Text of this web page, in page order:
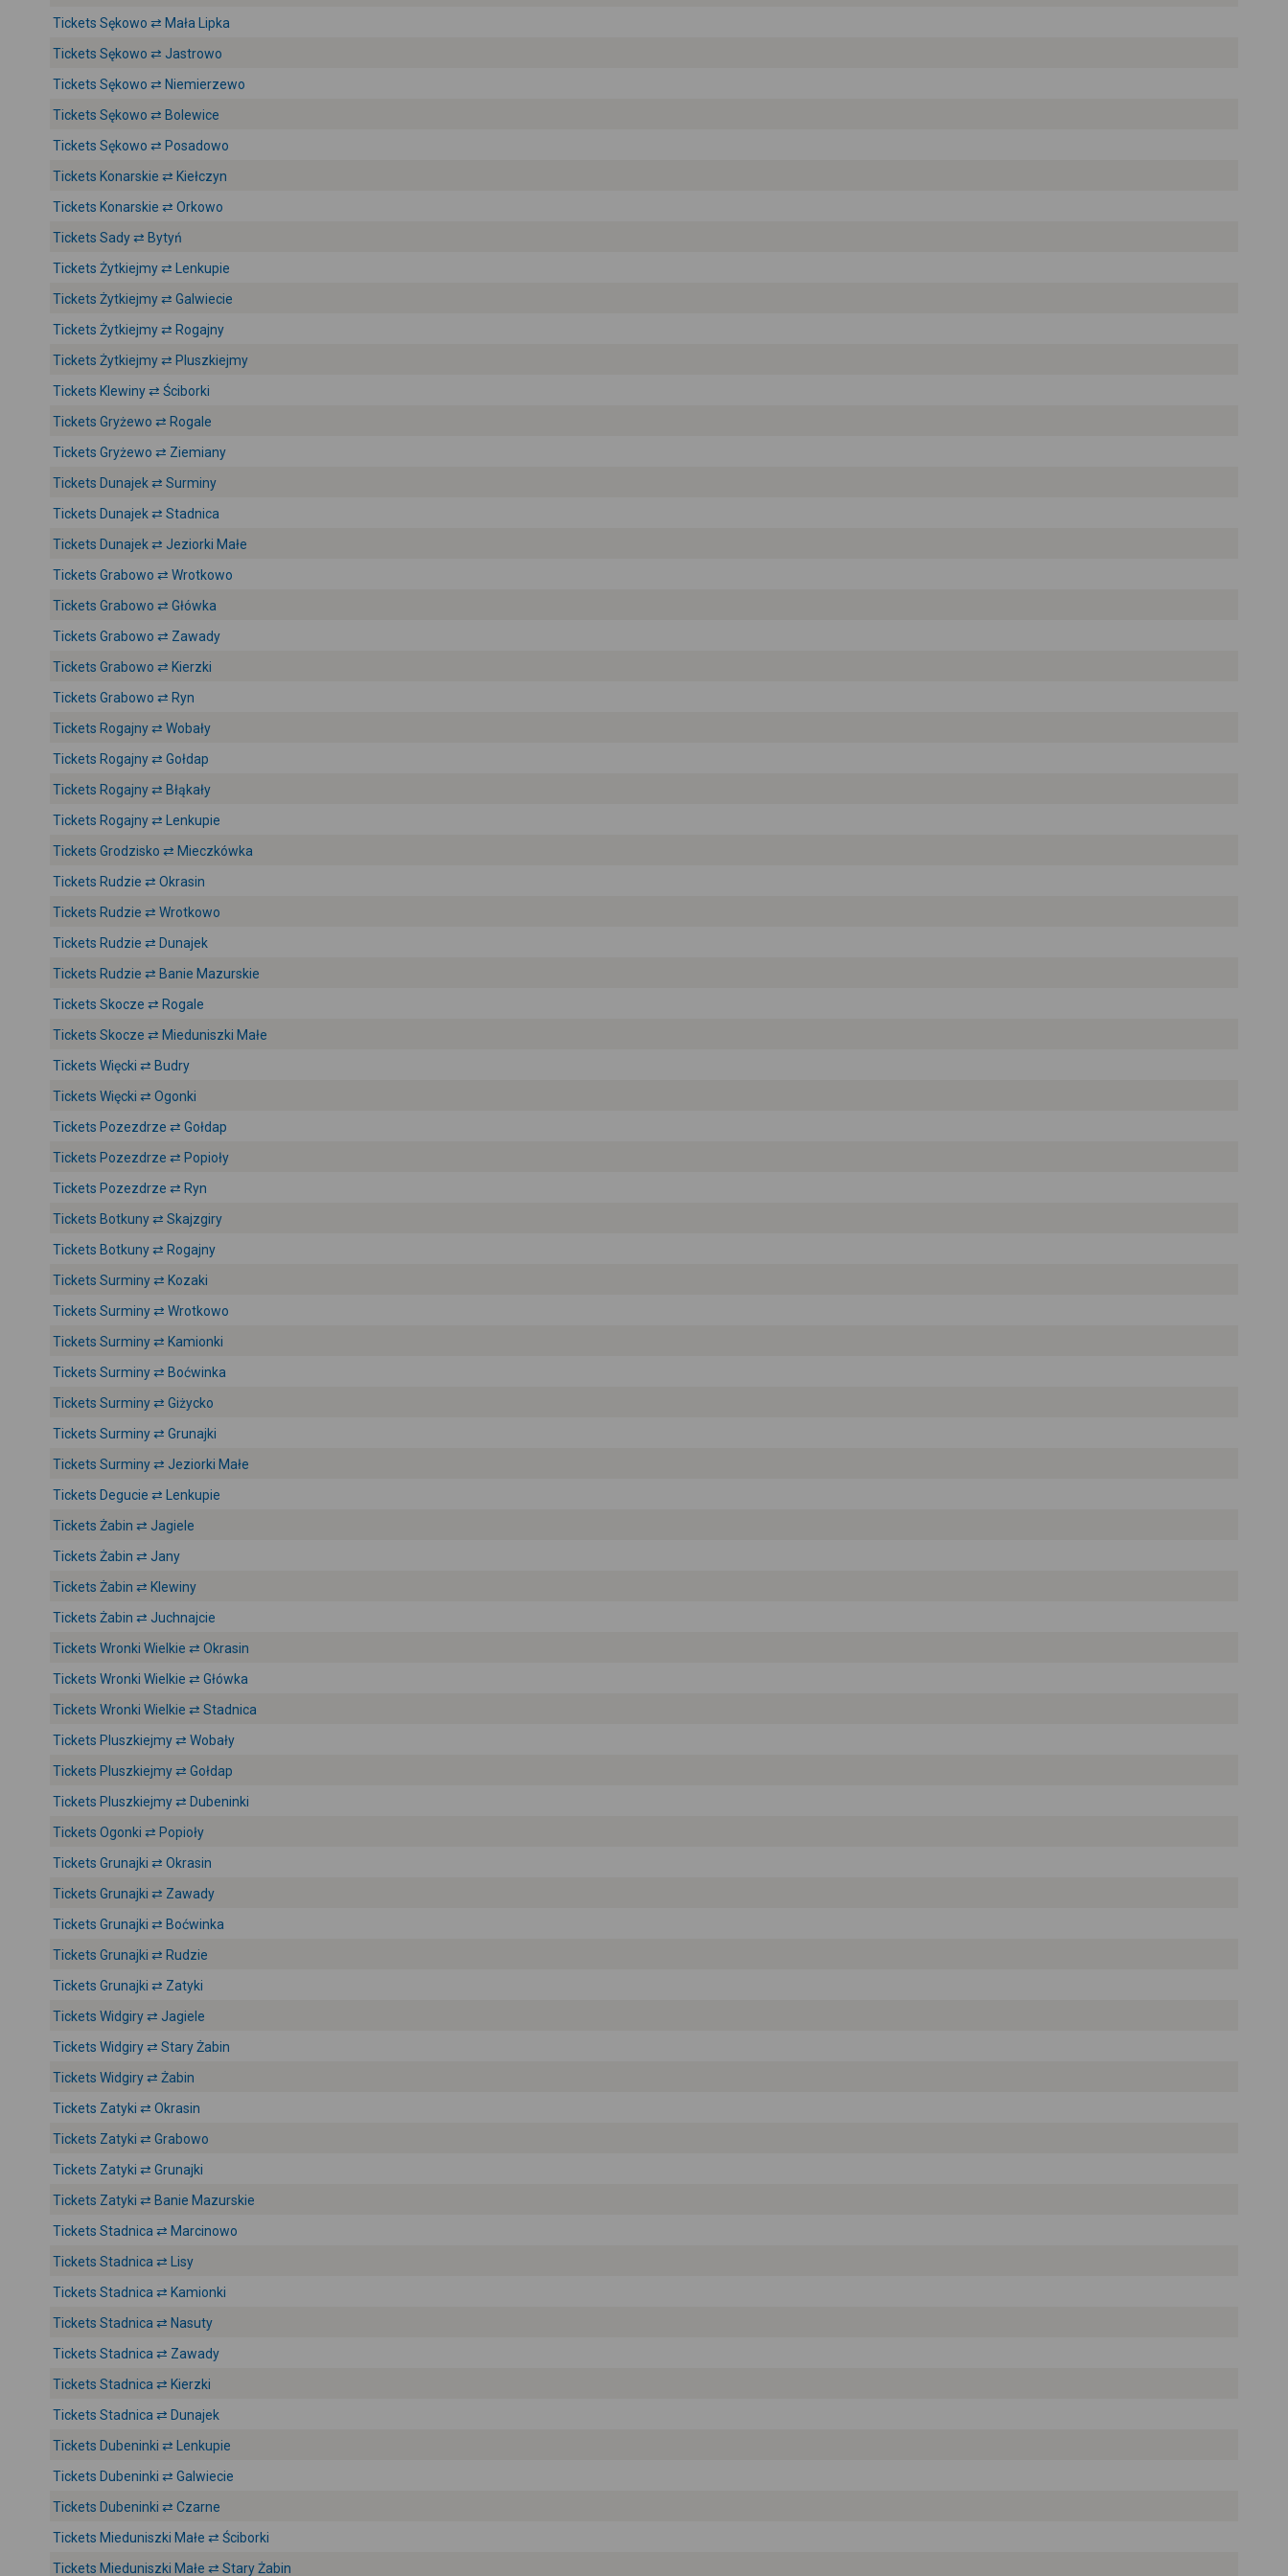
Tickets Sękowo ⇄ Mała Lipka
Tickets Sękowo ⇄ Jastrowo
Tickets Sękowo ⇄ Niemierzewo
Tickets Sękowo ⇄ Bolewice
Tickets Sękowo ⇄ Posadowo
Tickets Konarskie ⇄ Kiełczyn
Tickets Konarskie ⇄ Orkowo
Tickets Sady ⇄ Bytyń
Tickets Żytkiejmy ⇄ Lenkupie
Tickets Żytkiejmy ⇄ Galwiecie
Tickets Żytkiejmy ⇄ Rogajny
Tickets Żytkiejmy ⇄ Pluszkiejmy
Tickets Klewiny ⇄ Ściborki
Tickets Gryżewo ⇄ Rogale
Tickets Gryżewo ⇄ Ziemiany
Tickets Dunajek ⇄ Surminy
Tickets Dunajek ⇄ Stadnica
Tickets Dunajek ⇄ Jeziorki Małe
Tickets Grabowo ⇄ Wrotkowo
Tickets Grabowo ⇄ Główka
Tickets Grabowo ⇄ Zawady
Tickets Grabowo ⇄ Kierzki
Tickets Grabowo ⇄ Ryn
Tickets Rogajny ⇄ Wobały
Tickets Rogajny ⇄ Gołdap
Tickets Rogajny ⇄ Błąkały
Tickets Rogajny ⇄ Lenkupie
Tickets Grodzisko ⇄ Mieczkówka
Tickets Rudzie ⇄ Okrasin
Tickets Rudzie ⇄ Wrotkowo
Tickets Rudzie ⇄ Dunajek
Tickets Rudzie ⇄ Banie Mazurskie
Tickets Skocze ⇄ Rogale
Tickets Skocze ⇄ Mieduniszki Małe
Tickets Więcki ⇄ Budry
Tickets Więcki ⇄ Ogonki
Tickets Pozezdrze ⇄ Gołdap
Tickets Pozezdrze ⇄ Popioły
Tickets Pozezdrze ⇄ Ryn
Tickets Botkuny ⇄ Skajzgiry
Tickets Botkuny ⇄ Rogajny
Tickets Surminy ⇄ Kozaki
Tickets Surminy ⇄ Wrotkowo
Tickets Surminy ⇄ Kamionki
Tickets Surminy ⇄ Boćwinka
Tickets Surminy ⇄ Giżycko
Tickets Surminy ⇄ Grunajki
Tickets Surminy ⇄ Jeziorki Małe
Tickets Degucie ⇄ Lenkupie
Tickets Żabin ⇄ Jagiele
Tickets Żabin ⇄ Jany
Tickets Żabin ⇄ Klewiny
Tickets Żabin ⇄ Juchnajcie
Tickets Wronki Wielkie ⇄ Okrasin
Tickets Wronki Wielkie ⇄ Główka
Tickets Wronki Wielkie ⇄ Stadnica
Tickets Pluszkiejmy ⇄ Wobały
Tickets Pluszkiejmy ⇄ Gołdap
Tickets Pluszkiejmy ⇄ Dubeninki
Tickets Ogonki ⇄ Popioły
Tickets Grunajki ⇄ Okrasin
Tickets Grunajki ⇄ Zawady
Tickets Grunajki ⇄ Boćwinka
Tickets Grunajki ⇄ Rudzie
Tickets Grunajki ⇄ Zatyki
Tickets Widgiry ⇄ Jagiele
Tickets Widgiry ⇄ Stary Żabin
Tickets Widgiry ⇄ Żabin
Tickets Zatyki ⇄ Okrasin
Tickets Zatyki ⇄ Grabowo
Tickets Zatyki ⇄ Grunajki
Tickets Zatyki ⇄ Banie Mazurskie
Tickets Stadnica ⇄ Marcinowo
Tickets Stadnica ⇄ Lisy
Tickets Stadnica ⇄ Kamionki
Tickets Stadnica ⇄ Nasuty
Tickets Stadnica ⇄ Zawady
Tickets Stadnica ⇄ Kierzki
Tickets Stadnica ⇄ Dunajek
Tickets Dubeninki ⇄ Lenkupie
Tickets Dubeninki ⇄ Galwiecie
Tickets Dubeninki ⇄ Czarne
Tickets Mieduniszki Małe ⇄ Ściborki
Tickets Mieduniszki Małe ⇄ Stary Żabin